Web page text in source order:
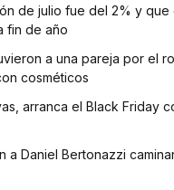
de julio fue del 2% y que
fin de año
a una pareja por el
cosméticos
arranca el Black Friday
a Daniel Bertonazzi